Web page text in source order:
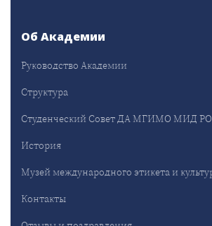
Об Академии
Руководство Академии
Структура
Студенческий Совет ДА МГИМО МИД
История
Музей международного этикета и
Контакты